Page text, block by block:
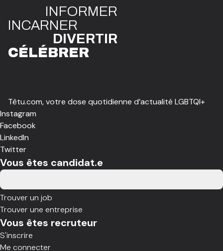
INFORMER
INCARNER
DIVERTIR
CÉLÉBRER
Têtu.com, votre dose quotidienne d’actualité LGBTQI+
Instagram
Facebook
LinkedIn
Twitter
Vous êtes candidat.e
Trouver un job
Trouver une entreprise
Vous êtes recruteur
S'inscrire
Me connecter